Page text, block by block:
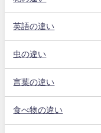
英語の違い
虫の違い
言葉の違い
食べ物の違い